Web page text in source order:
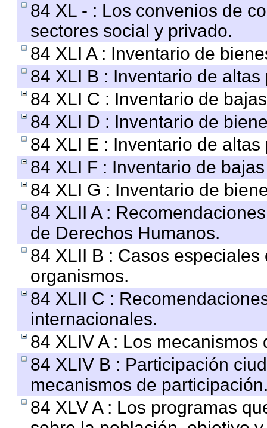
84 XL - : Los convenios de
sectores social y privado.
84 XLI A : Inventario de
84 XLI B : Inventario de
84 XLI C : Inventario de
84 XLI D : Inventario de
84 XLI E : Inventario de
84 XLI F : Inventario de
84 XLI G : Inventario de
84 XLII A :
de Derechos Humanos.
84 XLII B : Casos
organismos.
84 XLII C :
internacionales.
84 XLIV A : Los
84 XLIV B : Participación
mecanismos de
84 XLV A : Los programas